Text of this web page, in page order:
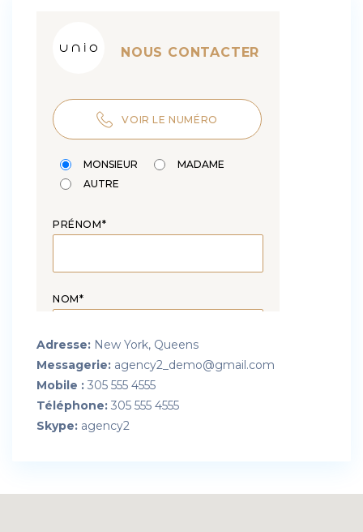
NOUS CONTACTER
VOIR LE NUMÉRO
MONSIEUR
MADAME
AUTRE
PRÉNOM*
NOM*
ADRESSE EMAIL*
Adresse: New York, Queens
Messagerie: agency2_demo@gmail.com
Mobile : 305 555 4555
Téléphone: 305 555 4555
Skype: agency2